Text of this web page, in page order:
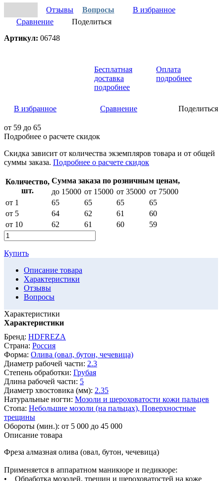
Отзывы Вопросы
В избранное
Сравнение
Поделиться
Артикул: 06748
Бесплатная
доставка
подробнее
Оплата
подробнее
В избранное Сравнение Поделиться
Характеристики
Характеристики
Бренд: HDFREZA
Страна: Россия
Форма: Олива (овал, бутон, чечевица)
Диаметр рабочей части: 2.3
Степень обработки: Грубая
Длина рабочей части: 5
Диаметр хвостовика (мм): 2.35
Натуральные ногти: Мозоли и шероховатости кожи пальцев
Стопа: Небольшие мозоли (на пальцах), Поверхностные
трещины
Обороты (мин.): от 5 000 до 45 000
от 59 до 65
Подробнее о расчете скидок
Скидка зависит от количества экземпляров товара и от общей
суммы заказа. Подробнее о расчете скидок
Количество,
шт.
Сумма заказа по розничным ценам,
до 15000 от 15000 от 35000 от 75000
от 1
65 65 65
65
от 5
64 62 61
60
от 10
62 61 60 59
Купить
Описание товара
Характеристики
Отзывы
Вопросы
Описание товара
Фреза алмазная олива (овал, бутон, чечевица)
Применяется в аппаратном маникюре и педикюре:
• Обработка мозолей, трещин и шероховатостей на коже